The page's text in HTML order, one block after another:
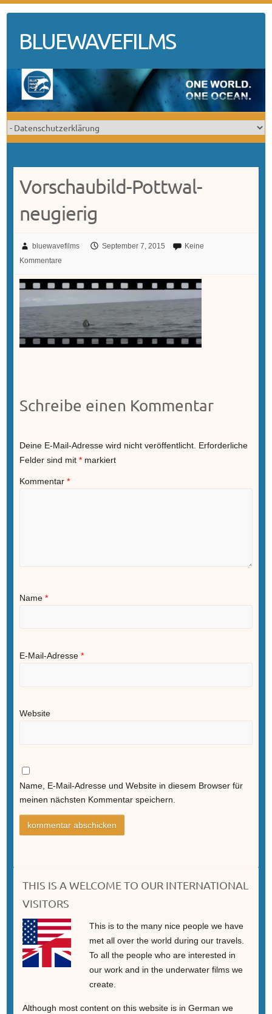
contentBLUEWAVEFILMS
Vorschaubild-Pottwal-
neugierig
bluewavefilms September 7, 2015
Keine
Kommentare
Schreibe einen Kommentar
Deine E-Mail-Adresse wird nicht veröffentlicht. Erforderliche
Felder sind mit *markiert
Kommentar *
Name *
E-Mail-Adresse *
Website
Name, E-Mail-Adresse und Website in diesem Browser für
meinen nächsten Kommentar speichern.
THIS IS A WELCOME TO OUR INTERNATIONAL
VISITORS
This is to the many nice people we have
met all over the world during our travels.
To all the people who are interested in
our work and in the underwater films we
create.
Although most content on this website is in German we